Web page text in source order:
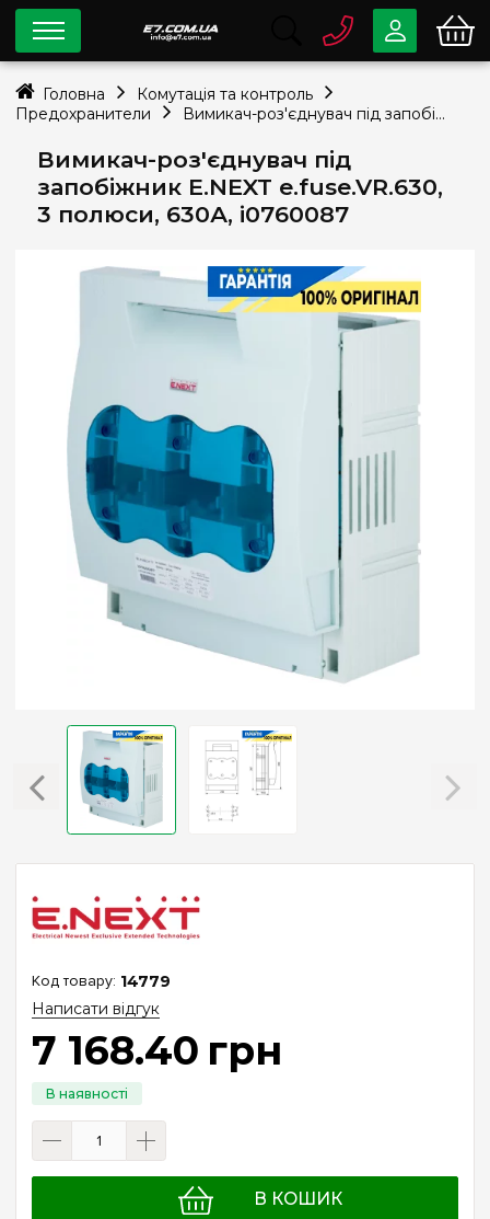
Вимикач-роз'єднувач під
запобіжник E.NEXT e.fuse.VR.630,
3 полюси, 630А, i0760087
14779
Написати відгук
7 168.40 грн
В КОШИК
0 80033-63-07
info@e7.com.ua
044334-79-78
Viber Telegram
Головна
Комутація та контроль
Предохранители
Вимикач-роз'єднувач під запобіжник E.NEXT e.fuse.VR.630, 3 полюси, 630А, i0760087